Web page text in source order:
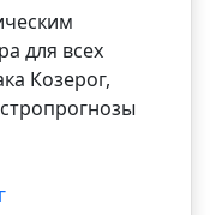
для всех
Козерог,